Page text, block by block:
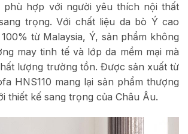
phù hợp với người yêu thích nội thất
trọng. Với chất liệu da bò Ý cao
từ Malaysia, Ý, sản phẩm không
may tinh tế và lớp da mềm mại mà
lượng trường tồn. Được sản xuất từ
HNS110 mang lại sản phẩm thượng
thiết kế sang trọng của Châu Âu.